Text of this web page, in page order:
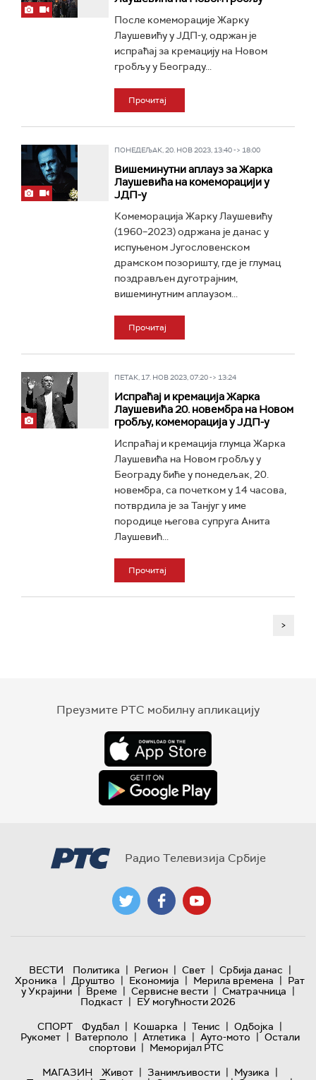
После комеморације Жарку
Лаушевићу у ЈДП-у, одржан је
испраћај за кремацију на Новом
гробљу у Београду...
Прочитај
ПОНЕДЕЉАК, 20. НОВ 2023, 13:40 -> 18:00
Вишеминутни аплауз за Жарка
Лаушевића на комеморацији у
ЈДП-у
Комеморација Жарку Лаушевићу
(1960–2023) одржана је данас у
испуњеном Југословенском
драмском позоришту, где је глумац
поздрављен дуготрајним,
вишеминутним аплаузом...
Прочитај
ПЕТАК, 17. НОВ 2023, 07:20 -> 13:24
Испраћај и кремација Жарка
Лаушевића 20. новембра на Новом
гробљу, комеморација у ЈДП-у
Испраћај и кремација глумца Жарка
Лаушевића на Новом гробљу у
Београду биће у понедељак, 20.
новембра, са почетком у 14 часова,
потврдила је за Танјуг у име
породице његова супруга Анита
Лаушевић...
Прочитај
>
Преузмите РТС мобилну апликацију
Радио Телевизија Србије
ВЕСТИ Политика | Регион | Свет | Србија данас |
Хроника | Друштво | Економија | Мерила времена | Рат
у Украјини | Време | Сервисне вести | Сматрачница |
Подкаст | ЕУ могућности 2026
СПОРТ
Фудбал | Кошарка | Тенис | Одбојка |
Рукомет | Ватерполо | Атлетика | Ауто-мото | Остали
спортови | Меморијал РТС
МАГАЗИН
Живот | Занимљивости | Музика |